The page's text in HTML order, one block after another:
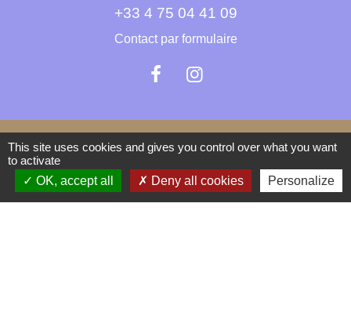
+33 4 75 04 41 09
Contact par formulaire
Mentions légales - Politique de confidentialité -
Accessibilité - Plan du site -
This site uses cookies and gives you control over what you want
to activate
OK, accept all
Deny all cookies Personalize